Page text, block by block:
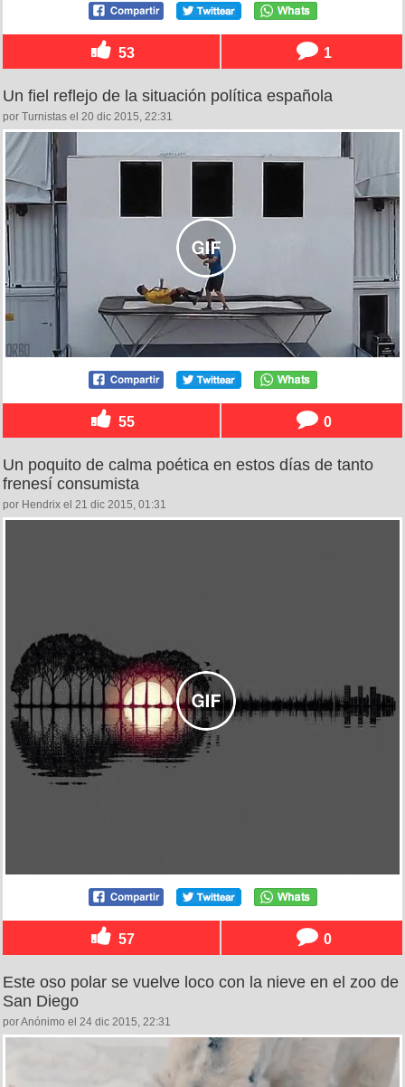
53 1
Un fiel reflejo de la situación política española
por Turnistas el 20 dic 2015, 22:31
55 0
Un poquito de calma poética en estos días de tanto
frenesí consumista
por Hendrix el 21 dic 2015, 01:31
57 0
Este oso polar se vuelve loco con la nieve en el zoo de
San Diego
por Anónimo el 24 dic 2015, 22:31